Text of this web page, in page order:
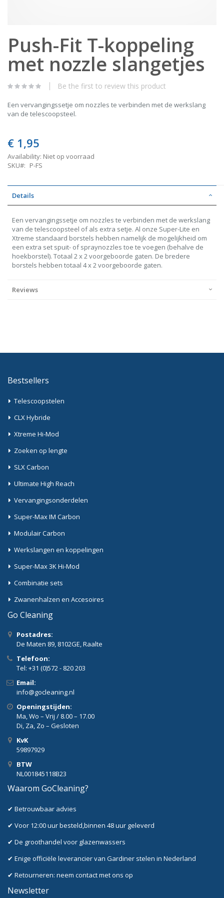
to
the
of
the
images
Push-Fit T-koppeling
met nozzle slangetjes
Be the first to review this product
Een vervangingssetje om nozzles te verbinden met de werkslang
van de telescoopsteel.
€ 1,95
Availability: Niet op voorraad
SKU
P-FS
Details
Een vervangingssetje om nozzles te verbinden met de werkslang
van de telescoopsteel of als extra setje. Al onze Super-Lite en
Xtreme standaard borstels hebben namelijk de mogelijkheid om
een extra set spuit- of spraynozzles toe te voegen (behalve de
hoekborstel). Totaal 2 x 2 voorgeboorde gaten. De bredere
borstels hebben totaal 4 x 2 voorgeboorde gaten.
Reviews
Bestsellers
Telescoopstelen
CLX Hybride
Xtreme Hi-Mod
Zoeken op lengte
SLX Carbon
Ultimate High Reach
Vervangingsonderdelen
Super-Max IM Carbon
Modulair Carbon
Werkslangen en koppelingen
Super-Max 3K Hi-Mod
Combinatie sets
Zwanenhalzen en Accesoires
Go Cleaning
Postadres:
De Maten 89, 8102GE, Raalte
Telefoon:
Tel: +31 (0)572 - 820 203
Email:
info@gocleaning.nl
Openingstijden:
Ma, Wo – Vrij / 8.00 – 17.00
Di, Za, Zo – Gesloten
KvK
59897929
BTW
NL001845118B23
Waarom GoCleaning?
✔ Betrouwbaar advies
✔ Voor 12:00 uur besteld,binnen 48 uur geleverd
✔ De groothandel voor glazenwassers
✔ Enige officiële leverancier van Gardiner stelen in Nederland
✔ Retourneren: neem contact met ons op
Newsletter